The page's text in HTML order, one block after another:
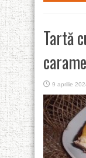
Tartă
9 aprilie